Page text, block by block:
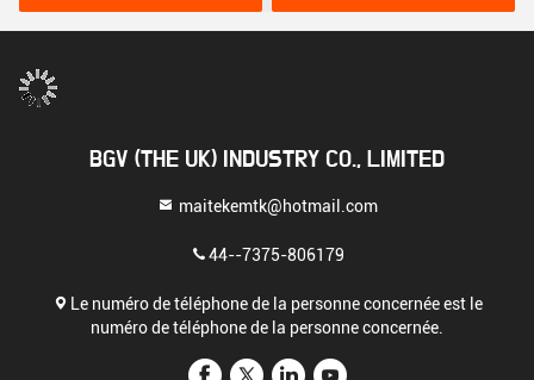
BGV (THE UK) INDUSTRY CO., LIMITED
maitekemtk@hotmail.com
44--7375-806179
Le numéro de téléphone de la personne concernée est le
numéro de téléphone de la personne concernée.